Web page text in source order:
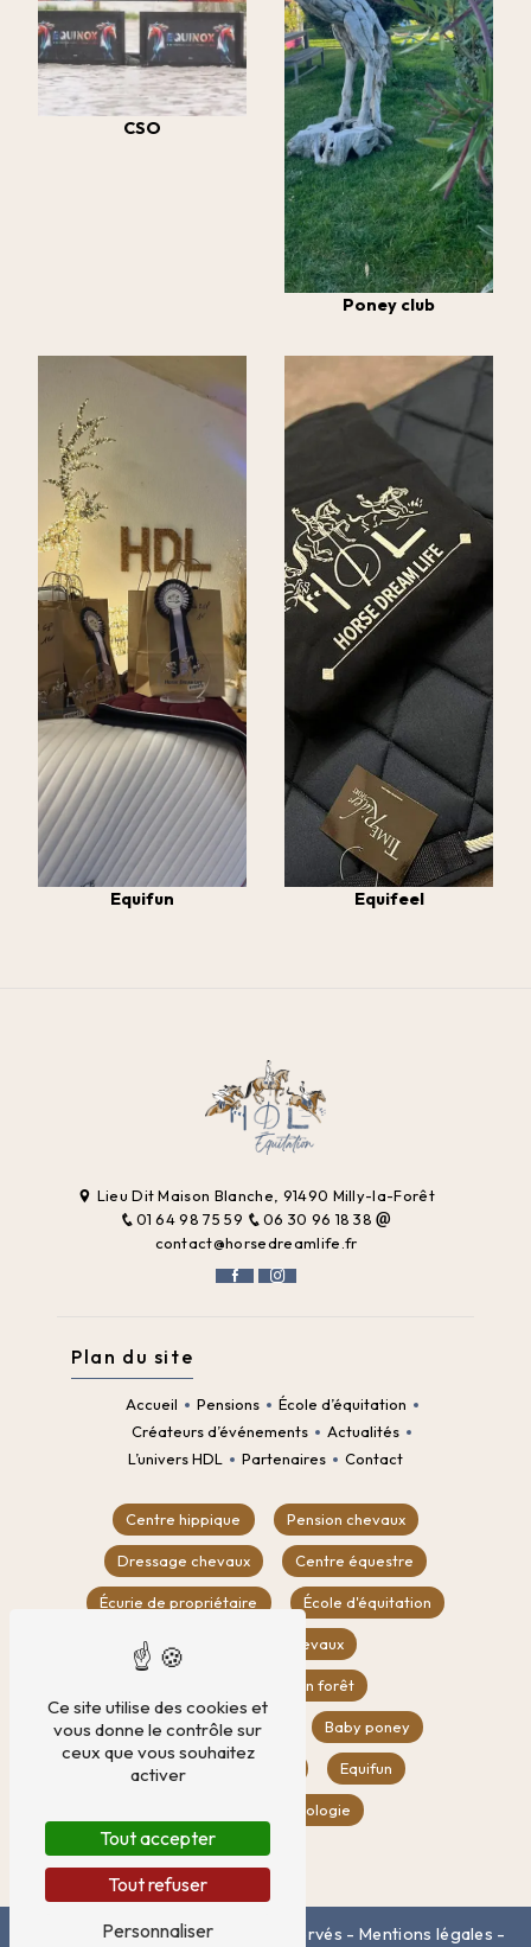
CSO
Poney club
Equifun Equifeel
Lieu Dit Maison Blanche, 91490 Milly-la-Forêt
01 64 98 75 59
06 30 96 18 38
contact@horsedreamlife.fr
Plan du site
Accueil Pensions
École d’équitation
Créateurs d’événements
Actualités
L’univers HDL
Partenaires Contact
Centre hippique Pension chevaux
Dressage chevaux Centre équestre
Écurie de propriétaire École d'équitation
Location box chevaux
Balade à cheval en forêt
Compétition équestre Baby poney
CSO Equifun
Éthologie
Vistalid- 2026 - Tous droits réservés - Mentions légales -
Ce site utilise des cookies et
vous donne le contrôle sur
ceux que vous souhaitez
activer
Tout accepter
Tout refuser
Personnaliser